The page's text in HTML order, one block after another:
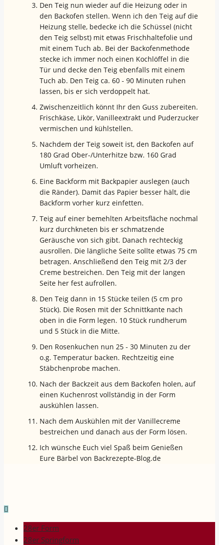
Den Teig nun wieder auf die Heizung oder in
den Backofen stellen. Wenn ich den Teig auf die
Heizung stelle, bedecke ich die Schüssel (nicht
den Teig selbst) mit etwas Frischhaltefolie und
mit einem Tuch ab. Bei der Backofenmethode
stecke ich immer noch einen Kochlöffel in die
Tür und decke den Teig ebenfalls mit einem
Tuch ab. Den Teig ca. 60 - 90 Minuten ruhen
lassen, bis er sich verdoppelt hat.
Zwischenzeitlich könnt Ihr den Guss zubereiten.
Frischkäse, Likör, Vanilleextrakt und Puderzucker
vermischen und kühlstellen.
Nachdem der Teig soweit ist, den Backofen auf
180 Grad Ober-/Unterhitze bzw. 160 Grad
Umluft vorheizen.
Eine Backform mit Backpapier auslegen (auch
die Ränder). Damit das Papier besser hält, die
Backform vorher kurz einfetten.
Teig auf einer bemehlten Arbeitsfläche nochmal
kurz durchkneten bis er schmatzende
Geräusche von sich gibt. Danach rechteckig
ausrollen. Die längliche Seite sollte etwas 75 cm
betragen. Anschließend den Teig mit 2/3 der
Creme bestreichen. Den Teig mit der langen
Seite her fest aufrollen.
Den Teig dann in 15 Stücke teilen (5 cm pro
Stück). Die Rosen mit der Schnittkante nach
oben in die Form legen. 10 Stück rundherum
und 5 Stück in die Mitte.
Den Rosenkuchen nun 25 - 30 Minuten zu der
o.g. Temperatur backen. Rechtzeitig eine
Stäbchenprobe machen.
Nach der Backzeit aus dem Backofen holen, auf
einen Kuchenrost vollständig in der Form
auskühlen lassen.
Nach dem Auskühlen mit der Vanillecreme
bestreichen und danach aus der Form lösen.
Ich wünsche Euch viel Spaß beim Genießen
Eure Bärbel von Backrezepte-Blog.de
28er Form
28er Springform